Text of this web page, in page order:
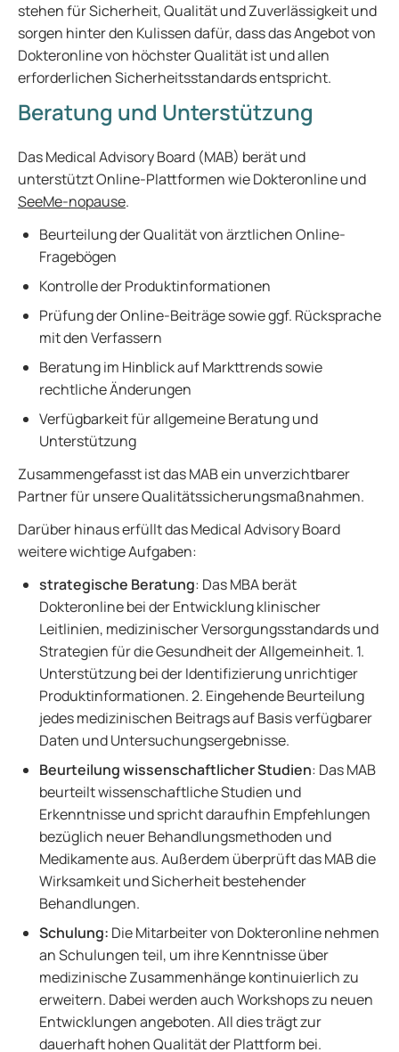
stehen für Sicherheit, Qualität und Zuverlässigkeit und
sorgen hinter den Kulissen dafür, dass das Angebot von
Dokteronline von höchster Qualität ist und allen
erforderlichen Sicherheitsstandards entspricht.
Beratung und Unterstützung
Das Medical Advisory Board (MAB) berät und
unterstützt Online-Plattformen wie Dokteronline und
SeeMe-nopause.
Beurteilung der Qualität von ärztlichen Online-
Fragebögen
Kontrolle der Produktinformationen
Prüfung der Online-Beiträge sowie ggf. Rücksprache
mit den Verfassern
Beratung im Hinblick auf Markttrends sowie
rechtliche Änderungen
Verfügbarkeit für allgemeine Beratung und
Unterstützung
Zusammengefasst ist das MAB ein unverzichtbarer
Partner für unsere Qualitätssicherungsmaßnahmen.
Darüber hinaus erfüllt das Medical Advisory Board
weitere wichtige Aufgaben:
strategische Beratung: Das MBA berät
Dokteronline bei der Entwicklung klinischer
Leitlinien, medizinischer Versorgungsstandards und
Strategien für die Gesundheit der Allgemeinheit. 1.
Unterstützung bei der Identifizierung unrichtiger
Produktinformationen. 2. Eingehende Beurteilung
jedes medizinischen Beitrags auf Basis verfügbarer
Daten und Untersuchungsergebnisse.
Beurteilung wissenschaftlicher Studien: Das MAB
beurteilt wissenschaftliche Studien und
Erkenntnisse und spricht daraufhin Empfehlungen
bezüglich neuer Behandlungsmethoden und
Medikamente aus. Außerdem überprüft das MAB die
Wirksamkeit und Sicherheit bestehender
Behandlungen.
Schulung: Die Mitarbeiter von Dokteronline nehmen
an Schulungen teil, um ihre Kenntnisse über
medizinische Zusammenhänge kontinuierlich zu
erweitern. Dabei werden auch Workshops zu neuen
Entwicklungen angeboten. All dies trägt zur
dauerhaft hohen Qualität der Plattform bei.